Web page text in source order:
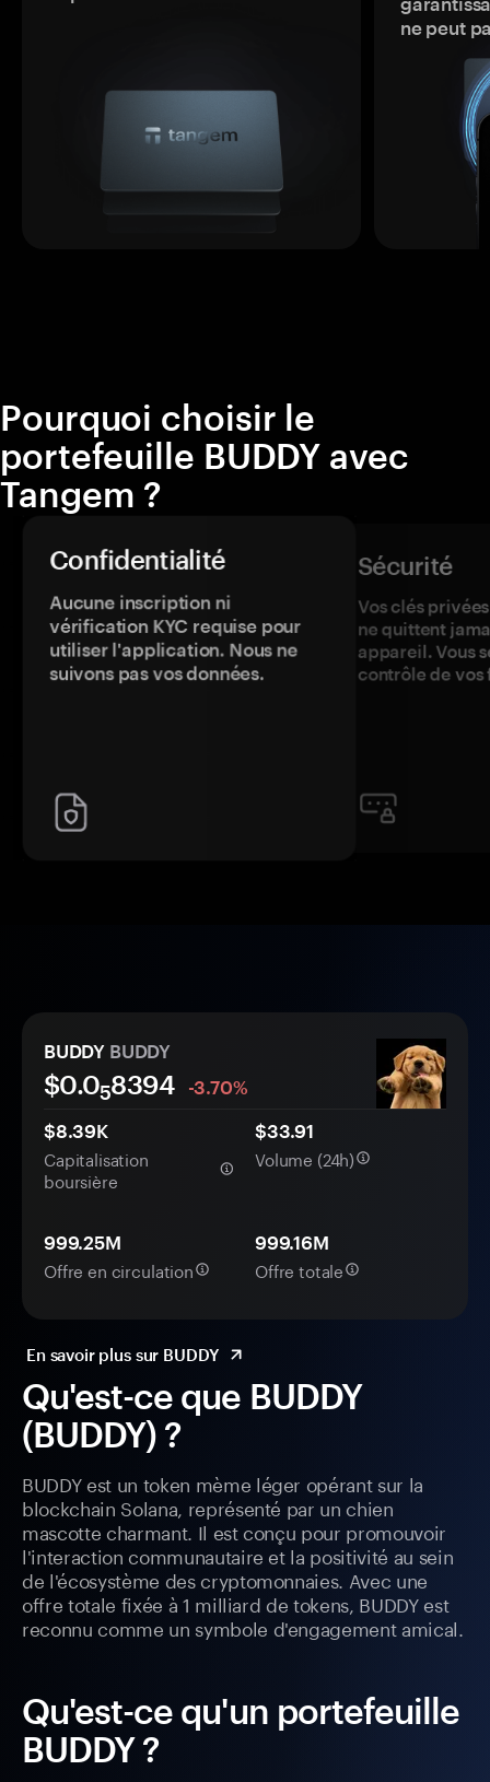
ne peut
Pourquoi choisir le
portefeuille BUDDY avec
Tangem ?
Confidentialité
Aucune inscription ni
vérification KYC requise pour
utiliser l'application. Nous ne
suivons pas vos données.
Sécurité
Vos clés
ne quittent
appareil. Vous
contrôle de vos
Qu'est-ce que BUDDY
(BUDDY) ?
BUDDY est un token mème léger opérant sur la
blockchain Solana, représenté par un chien
mascotte charmant. Il est conçu pour promouvoir
l'interaction communautaire et la positivité au sein
de l'écosystème des cryptomonnaies. Avec une
offre totale fixée à 1 milliard de tokens, BUDDY est
reconnu comme un symbole d'engagement amical.
Qu'est-ce qu'un portefeuille
BUDDY ?
BUDDY BUDDY
$0.058394
-3.70%
$8.39K
Capitalisation
boursière
$33.91
Volume (24h)
999.25M
Offre en circulation
999.16M
Offre totale
En savoir plus sur BUDDY